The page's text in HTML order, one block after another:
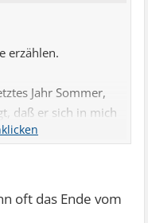
erzählen.
Jahr Sommer,
daß er sich in mich
Zeitpunt schon nicht
sehr viel Kontakt.
in ihn verliebt.
oft das Ende vom